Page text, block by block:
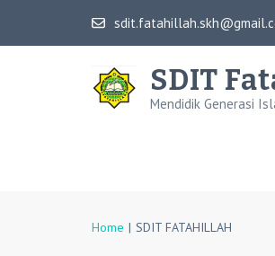
SDIT
Mendidik Generasi
Home | SDIT FATAHILLAH